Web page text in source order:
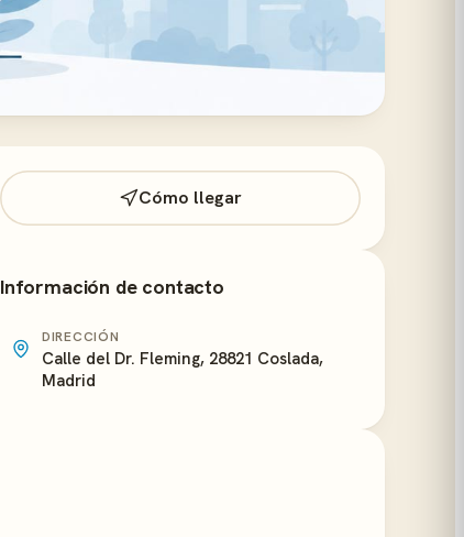
Cómo llegar
Información de contacto
DIRECCIÓN
Calle del Dr. Fleming, 28821 Coslada,
Madrid